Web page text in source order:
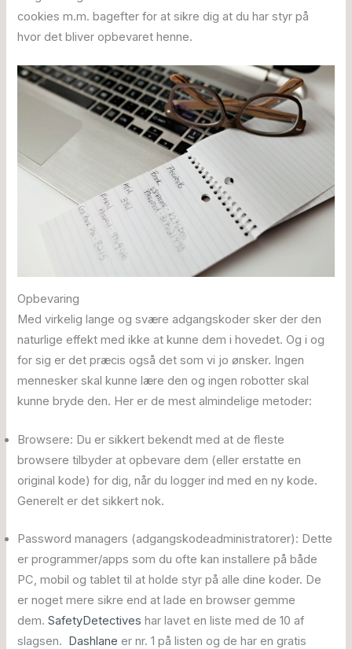
cookies m.m. bagefter for at sikre dig at du har styr på
hvor det bliver opbevaret henne.
Opbevaring
Med virkelig lange og svære adgangskoder sker der den
naturlige effekt med ikke at kunne dem i hovedet. Og i og
for sig er det præcis også det som vi jo ønsker. Ingen
mennesker skal kunne lære den og ingen robotter skal
kunne bryde den. Her er de mest almindelige metoder:
Browsere: Du er sikkert bekendt med at de fleste
browsere tilbyder at opbevare dem (eller erstatte en
original kode) for dig, når du logger ind med en ny kode.
Generelt er det sikkert nok.
Password managers (adgangskodeadministratorer): Dette
er programmer/apps som du ofte kan installere på både
PC, mobil og tablet til at holde styr på alle dine koder. De
er noget mere sikre end at lade en browser gemme
dem.SafetyDetectives har lavet en liste med de 10 af
slagsen. Dashlane er nr. 1 på listen og de har en gratis